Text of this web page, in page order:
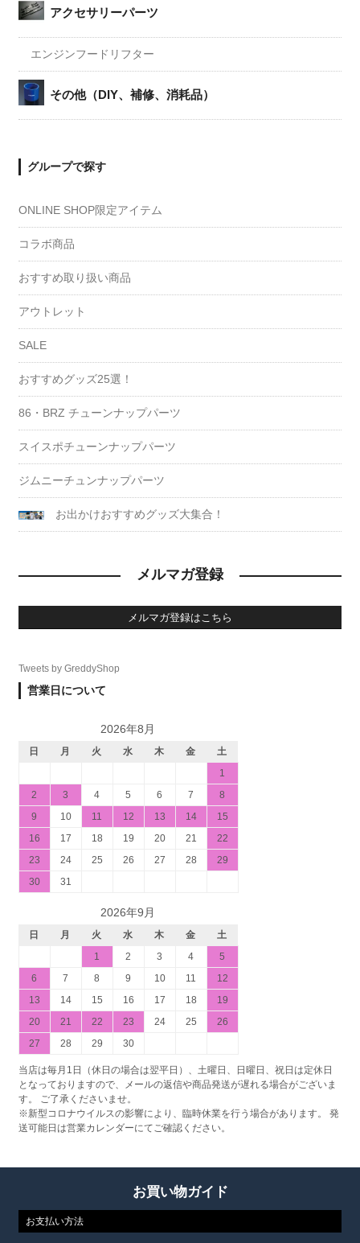
アクセサリーパーツ
エンジンフードリフター
その他（DIY、補修、消耗品）
グループで探す
ONLINE SHOP限定アイテム
コラボ商品
おすすめ取り扱い商品
アウトレット
SALE
おすすめグッズ25選！
86・BRZ チューンナップパーツ
スイスポチューンナップパーツ
ジムニーチュンナップパーツ
お出かけおすすめグッズ大集合！
メルマガ登録
メルマガ登録はこちら
Tweets by GreddyShop
営業日について
2026年8月
日 月 火 水 木 金
土
1
2
3 4 5 6 7
8
9
10 11 12 13 14
15
16
17 18 19 20 21
22
23
24 25 26 27 28
29
30
31
2026年9月
日 月 火 水 木 金
土
1
2 3 4
5
6
7 8 9 10 11
12
13
14 15 16 17 18
19
20
21 22 23 24 25
26
27
28 29 30
当店は毎月1日（休日の場合は翌平日）、土曜日、日曜日、祝日は定休日
となっておりますので、メールの返信や商品発送が遅れる場合がございま
す。 ご了承くださいませ。
※新型コロナウイルスの影響により、臨時休業を行う場合があります。 発
送可能日は営業カレンダーにてご確認ください。
お買い物ガイド
お支払い方法